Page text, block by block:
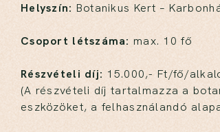
Helyszín: Botanikus Kert –
Csoport létszáma: max. 10 fő
Részvételi díj: 15.000,- Ft/fő/
(A részvételi díj tartalmazza a
eszközöket, a felhasználandó